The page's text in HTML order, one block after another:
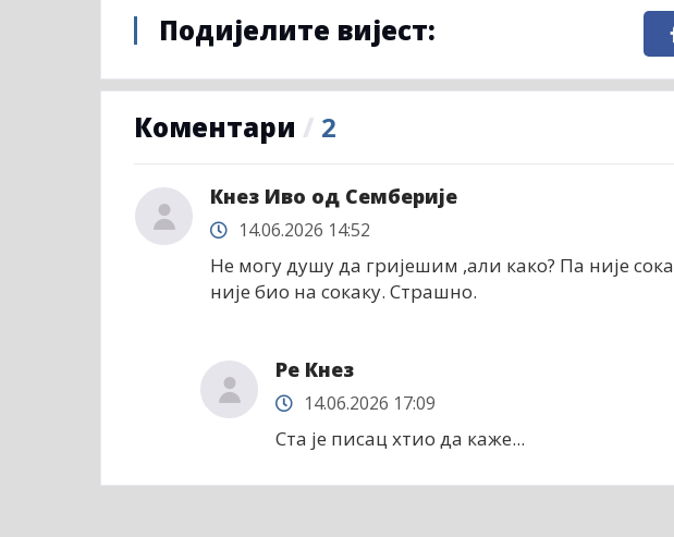
Подијелите вијест:
Коментари / 2
Кнез Иво од Семберије
14.06.2026 14:52
Не могу душу да гријешим ,али како? Па није
није био на сокаку. Страшно.
Ре Кнез
14.06.2026 17:09
Ста је писац хтио да каже...